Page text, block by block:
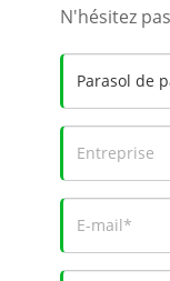
N'hésitez